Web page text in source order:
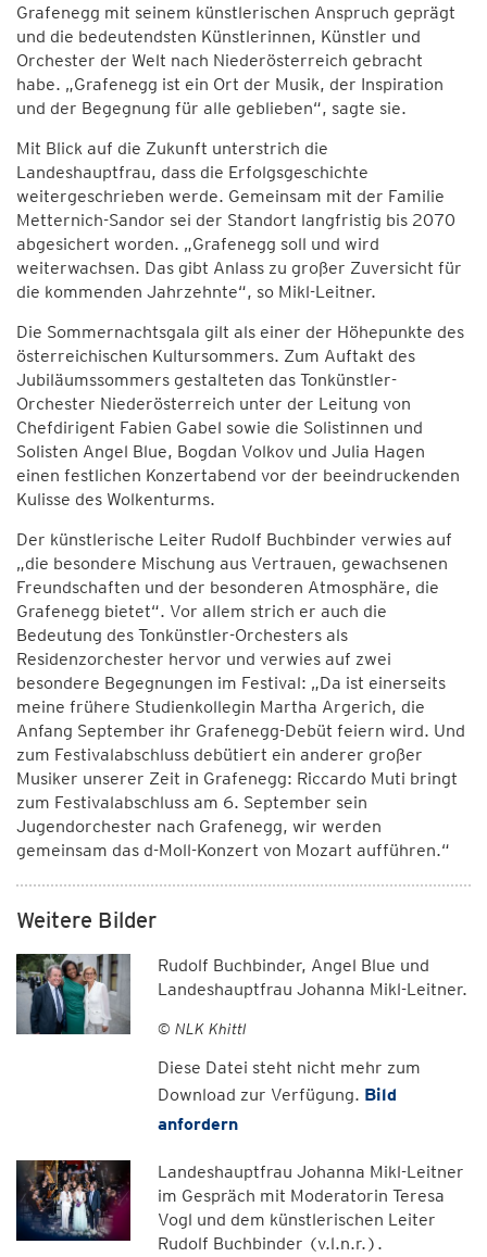
Grafenegg mit seinem künstlerischen Anspruch geprägt
und die bedeutendsten Künstlerinnen, Künstler und
Orchester der Welt nach Niederösterreich gebracht
habe. „Grafenegg ist ein Ort der Musik, der Inspiration
und der Begegnung für alle geblieben“, sagte sie.
Mit Blick auf die Zukunft unterstrich die
Landeshauptfrau, dass die Erfolgsgeschichte
weitergeschrieben werde. Gemeinsam mit der Familie
Metternich-Sandor sei der Standort langfristig bis 2070
abgesichert worden. „Grafenegg soll und wird
weiterwachsen. Das gibt Anlass zu großer Zuversicht für
die kommenden Jahrzehnte“, so Mikl-Leitner.
Die Sommernachtsgala gilt als einer der Höhepunkte des
österreichischen Kultursommers. Zum Auftakt des
Jubiläumssommers gestalteten das Tonkünstler-
Orchester Niederösterreich unter der Leitung von
Chefdirigent Fabien Gabel sowie die Solistinnen und
Solisten Angel Blue, Bogdan Volkov und Julia Hagen
einen festlichen Konzertabend vor der beeindruckenden
Kulisse des Wolkenturms.
Der künstlerische Leiter Rudolf Buchbinder verwies auf
„die besondere Mischung aus Vertrauen, gewachsenen
Freundschaften und der besonderen Atmosphäre, die
Grafenegg bietet“. Vor allem strich er auch die
Bedeutung des Tonkünstler-Orchesters als
Residenzorchester hervor und verwies auf zwei
besondere Begegnungen im Festival: „Da ist einerseits
meine frühere Studienkollegin Martha Argerich, die
Anfang September ihr Grafenegg-Debüt feiern wird. Und
zum Festivalabschluss debütiert ein anderer großer
Musiker unserer Zeit in Grafenegg: Riccardo Muti bringt
zum Festivalabschluss am 6. September sein
Jugendorchester nach Grafenegg, wir werden
gemeinsam das d-Moll-Konzert von Mozart aufführen.“
Weitere Bilder
Rudolf Buchbinder, Angel Blue und
Landeshauptfrau Johanna Mikl-Leitner.
© NLK Khittl
Diese Datei steht nicht mehr zum
Download zur Verfügung. Bild
anfordern
Landeshauptfrau Johanna Mikl-Leitner
im Gespräch mit Moderatorin Teresa
Vogl und dem künstlerischen Leiter
Rudolf Buchbinder (v.l.n.r.).